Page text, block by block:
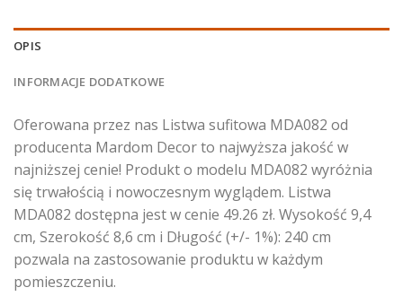
OPIS
INFORMACJE DODATKOWE
Oferowana przez nas Listwa sufitowa MDA082 od
producenta Mardom Decor to najwyższa jakość w
najniższej cenie! Produkt o modelu MDA082 wyróżnia
się trwałością i nowoczesnym wyglądem. Listwa
MDA082 dostępna jest w cenie 49.26 zł. Wysokość 9,4
cm, Szerokość 8,6 cm i Długość (+/- 1%): 240 cm
pozwala na zastosowanie produktu w każdym
pomieszczeniu.